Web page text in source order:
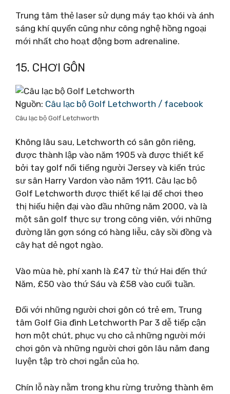
Trung tâm thẻ laser sử dụng máy tạo khói và ánh
sáng khí quyển cũng như công nghệ hồng ngoại
mới nhất cho hoạt động bơm adrenaline.
15. CHƠI GÔN
Nguồn: Câu lạc bộ Golf Letchworth / facebook
Câu lạc bộ Golf Letchworth
Không lâu sau, Letchworth có sân gôn riêng,
được thành lập vào năm 1905 và được thiết kế
bởi tay golf nổi tiếng người Jersey và kiến ​​trúc
sư sân Harry Vardon vào năm 1911. Câu lạc bộ
Golf Letchworth được thiết kế lại để chơi theo
thị hiếu hiện đại vào đầu những năm 2000, và là
một sân golf thực sự trong công viên, với những
đường lăn gợn sóng có hàng liễu, cây sồi đồng và
cây hạt dẻ ngọt ngào.
Vào mùa hè, phí xanh là £47 từ thứ Hai đến thứ
Năm, £50 vào thứ Sáu và £58 vào cuối tuần.
Đối với những người chơi gôn có trẻ em, Trung
tâm Golf Gia đình Letchworth Par 3 dễ tiếp cận
hơn một chút, phục vụ cho cả những người mới
chơi gôn và những người chơi gôn lâu năm đang
luyện tập trò chơi ngắn của họ.
Chín lỗ này nằm trong khu rừng trưởng thành êm